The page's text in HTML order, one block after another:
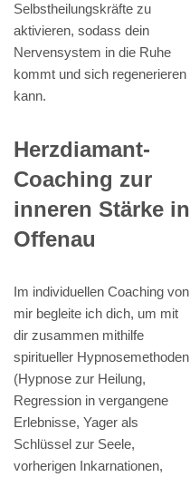
Selbstheilungskräfte zu
aktivieren, sodass dein
Nervensystem in die Ruhe
kommt und sich regenerieren
kann.
Herzdiamant-
Coaching zur
inneren Stärke in
Offenau
Im individuellen Coaching von
mir begleite ich dich, um mit
dir zusammen mithilfe
spiritueller Hypnosemethoden
(Hypnose zur Heilung,
Regression in vergangene
Erlebnisse, Yager als
Schlüssel zur Seele,
vorherigen Inkarnationen,